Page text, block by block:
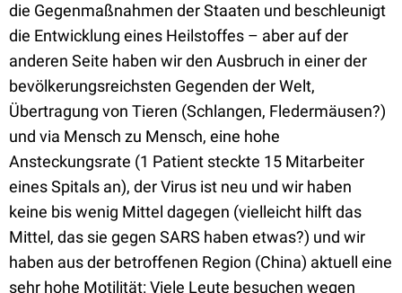
die Gegenmaßnahmen der Staaten und beschleunigt
die Entwicklung eines Heilstoffes – aber auf der
anderen Seite haben wir den Ausbruch in einer der
bevölkerungsreichsten Gegenden der Welt,
Übertragung von Tieren (Schlangen, Fledermäusen?)
und via Mensch zu Mensch, eine hohe
Ansteckungsrate (1 Patient steckte 15 Mitarbeiter
eines Spitals an), der Virus ist neu und wir haben
keine bis wenig Mittel dagegen (vielleicht hilft das
Mittel, das sie gegen SARS haben etwas?) und wir
haben aus der betroffenen Region (China) aktuell eine
sehr hohe Motilität: Viele Leute besuchen wegen